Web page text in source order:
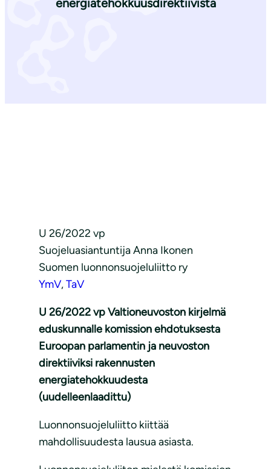
energiatehokkuusdirektiivistä
U 26/2022 vp
Suojeluasiantuntija Anna Ikonen
Suomen luonnonsuojeluliitto ry
YmV,TaV
U 26/2022 vp Valtioneuvoston kirjelmä
eduskunnalle komission ehdotuksesta
Euroopan parlamentin ja neuvoston
direktiiviksi rakennusten
energiatehokkuudesta
(uudelleenlaadittu)
Luonnonsuojeluliitto kiittää
mahdollisuudesta lausua asiasta.